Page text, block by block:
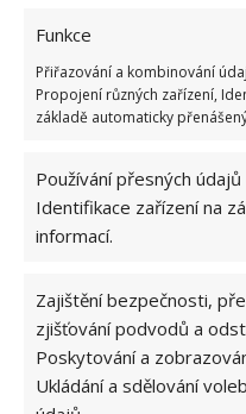
Funkce
Přiřazování a kombinování
Propojení různých zařízení,
základě automaticky
Používání přesných
Identifikace zařízení na
informací.
Zajištění bezpečnosti,
zjišťování podvodů a
Poskytování a
Ukládání a sdělování
Nové úchytky a
Na kuchyňské lince
nemusíte pouze barvu,
Své udělají i dekorace.
Kuchyni vytvářejí právě